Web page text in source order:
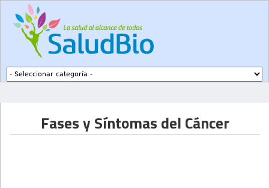
Fases y Síntomas del Cáncer